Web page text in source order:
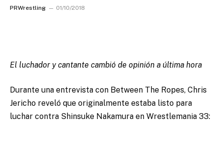
PRWrestling 01/10/2018
El luchador y cantante cambió de opinión a última hora
Durante una entrevista con Between The Ropes, Chris
Jericho reveló que originalmente estaba listo para
luchar contra Shinsuke Nakamura en Wrestlemania 33: